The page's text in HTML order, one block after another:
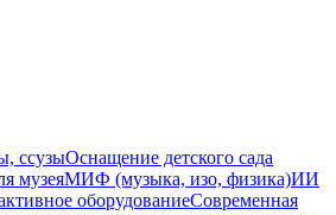
ссузыОснащение детского сада
музеяМИФ (музыка, изо, физика)ИИ
оборудованиеСовременная